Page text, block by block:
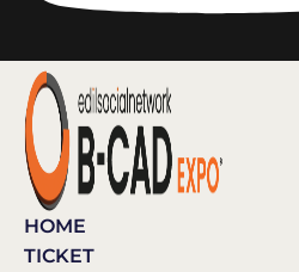
HOME
TICKET